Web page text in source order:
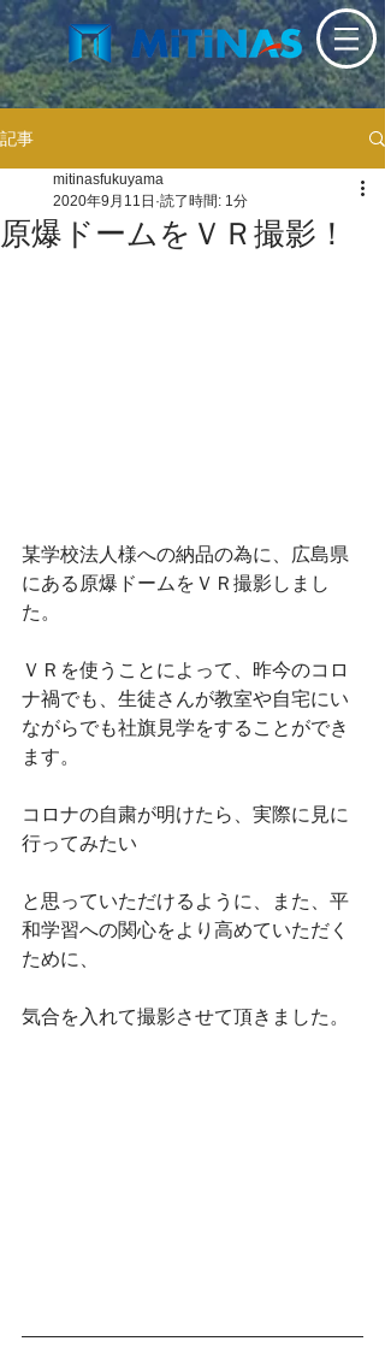
記事
原爆ドームをＶＲ撮影！
mitinasfukuyama
2020年9月11日 読了時間: 1分
某学校法人様への納品の為に、広島県
にある原爆ドームをＶＲ撮影しまし
た。
ＶＲを使うことによって、昨今のコロ
ナ禍でも、生徒さんが教室や自宅にい
ながらでも社旗見学をすることができ
ます。
コロナの自粛が明けたら、実際に見に
行ってみたい
と思っていただけるように、また、平
和学習への関心をより高めていただく
ために、
気合を入れて撮影させて頂きました。